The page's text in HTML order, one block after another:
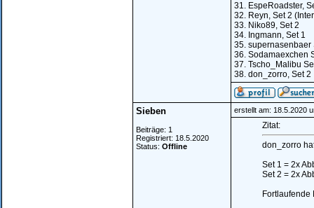
31. EspeRoadster,
32. Reyn, Set 2
33. Niko89, Set 2
34. Ingmann, Set 1
35. supernasenbaer
36. Sodamaexchen
37. Tscho_Malibu
38. don_zorro, Set 2
Sieben
Beiträge: 1
Registriert: 18.5.2020
Status: Offline
erstellt am: 18.5.2020
Zitat:
don_zorro
Set 1 = 2x
Set 2 = 2x
Fortlaufende